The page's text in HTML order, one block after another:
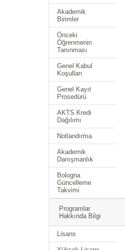
Akademik
Birimler
Önceki
Öğrenmenin
Tanınması
Genel Kabul
Koşulları
Genel Kayıt
Prosedürü
AKTS Kredi
Dağılımı
Notlandırma
Akademik
Danışmanlık
Bologna
Güncelleme
Takvimi
Programlar
Hakkında Bilgi
Lisans